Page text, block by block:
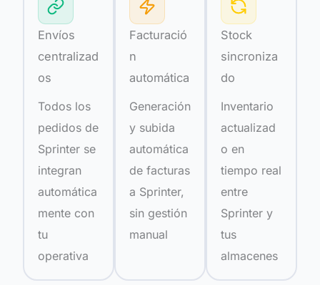
Envíos
centralizad
os
Todos los
pedidos de
Sprinter se
integran
automática
mente con
tu
operativa
Facturació
n
automática
Generación
y subida
automática
de facturas
a Sprinter,
sin gestión
manual
Stock
sincroniza
do
Inventario
actualizad
o en
tiempo real
entre
Sprinter y
tus
almacenes